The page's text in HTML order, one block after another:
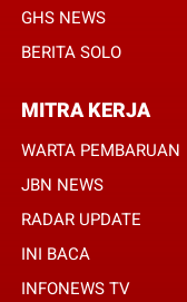
GHS NEWS
BERITA SOLO
MITRA KERJA
WARTA PEMBARUAN
JBN NEWS
RADAR UPDATE
INI BACA
INFONEWS TV